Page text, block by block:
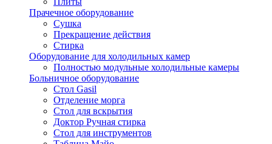
Прачечное оборудование
Сушка
Прекращение действия
Стирка
Оборудование для холодильных камер
Полностью модульные холодильные камеры
Больничное оборудование
Стол Gasil
Отделение морга
Стол для вскрытия
Доктор Ручная стирка
Стол для инструментов